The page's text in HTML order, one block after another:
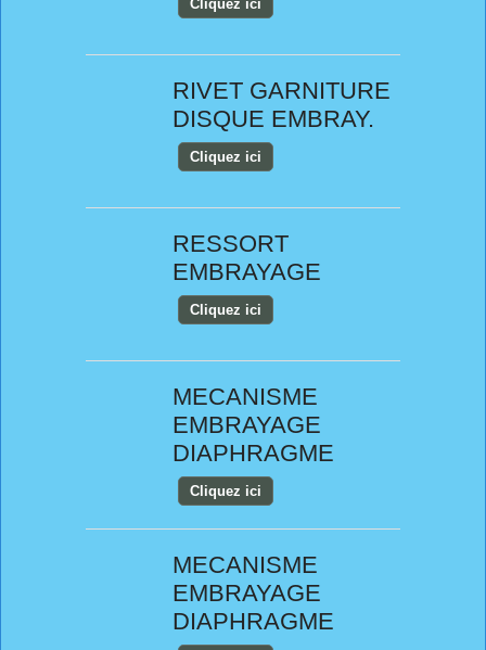
Cliquez ici
RIVET GARNITURE
DISQUE EMBRAY.
Cliquez ici
RESSORT
EMBRAYAGE
Cliquez ici
MECANISME
EMBRAYAGE
DIAPHRAGME
Cliquez ici
MECANISME
EMBRAYAGE
DIAPHRAGME